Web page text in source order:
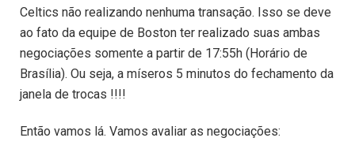
Celtics não realizando nenhuma transação. Isso se deve
ao fato da equipe de Boston ter realizado suas ambas
negociações somente a partir de 17:55h (Horário de
Brasília). Ou seja, a míseros 5 minutos do fechamento da
janela de trocas !!!!
Então vamos lá. Vamos avaliar as negociações: